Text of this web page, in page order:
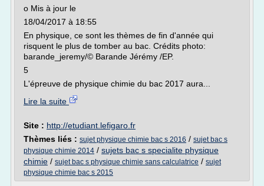
o Mis à jour le
18/04/2017 à 18:55
En physique, ce sont les thèmes de fin d'année qui
risquent le plus de tomber au bac. Crédits photo:
barande_jeremy/© Barande Jérémy /EP.
5
L'épreuve de physique chimie du bac 2017 aura...
Lire la suite
Site : http://etudiant.lefigaro.fr
Thèmes liés : sujet physique chimie bac s 2016 / sujet bac s
physique chimie 2014 / sujets bac s specialite physique
chimie / sujet bac s physique chimie sans calculatrice / sujet
physique chimie bac s 2015